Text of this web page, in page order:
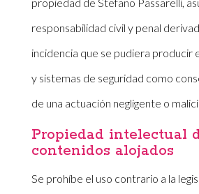
responsabilidad civil y penal
incidencia que se pudiera producir
y sistemas de seguridad como
de una actuación negligente o
Propiedad intelectual
contenidos alojados
Se prohíbe el uso contrario a la